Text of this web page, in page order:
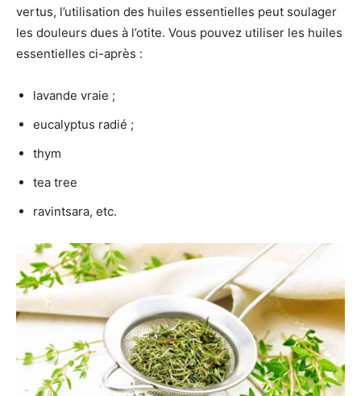
vertus, l’utilisation des huiles essentielles peut soulager
les douleurs dues à l’otite. Vous pouvez utiliser les huiles
essentielles ci-après :
lavande vraie ;
eucalyptus radié ;
thym
tea tree
ravintsara, etc.